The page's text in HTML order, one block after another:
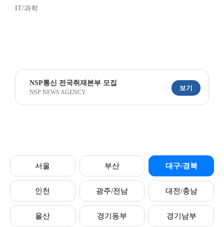
IT/과학
NSP통신 전국취재본부 모집
NSP NEWS AGENCY
보기
서울 부산 대구/경북
인천 광주/전남 대전/충남
울산 경기동부 경기남부